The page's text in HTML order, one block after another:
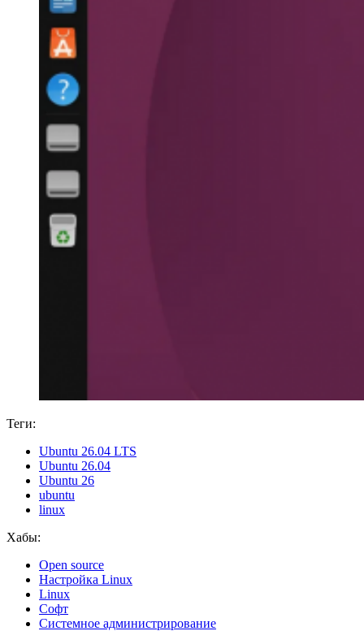
Теги:
Ubuntu 26.04 LTS
Ubuntu 26.04
Ubuntu 26
ubuntu
linux
Хабы:
Open source
Настройка Linux
Linux
Софт
Системное администрирование